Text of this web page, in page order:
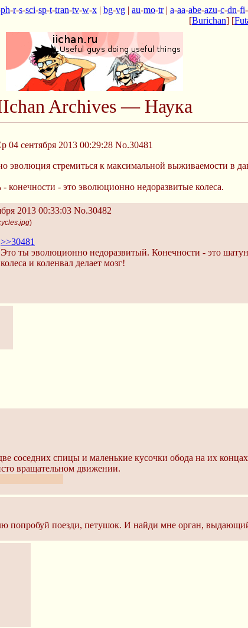
ph-r-s-sci-sp-t-tran-tv-w-x | bg-vg | au-mo-tr| a-aa-abe-azu-c-dn-fi-
[Burichan] [
Archives — Наука
04 сентября 2013 00:29:28 No.30481
стремиться к максимальной выживаемости в
конечности - это эволюционно недоразвитые колеса.
2013 00:33:03 No.30482
)
>>30481
Это ты эволюционно недоразвитый. Конечности - это
колеса и коленвал делает мозг!
соседних спицы и маленькие кусочки обода на их
вращательном движении.
попробуй поезди, петушок. И найди мне орган,